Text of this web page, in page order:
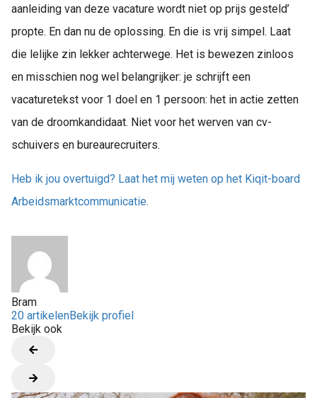
aanleiding van deze vacature wordt niet op prijs gesteld’
propte. En dan nu de oplossing. En die is vrij simpel. Laat
die lelijke zin lekker achterwege. Het is bewezen zinloos
en misschien nog wel belangrijker: je schrijft een
vacaturetekst voor 1 doel en 1 persoon: het in actie zetten
van de droomkandidaat. Niet voor het werven van cv-
schuivers en bureaurecruiters.
Heb ik jou overtuigd? Laat het mij weten op het Kiqit-board
Arbeidsmarktcommunicatie.
Bram
20 artikelenBekijk profiel
Bekijk ook